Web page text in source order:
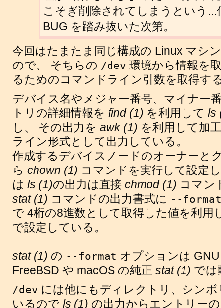
こそぎ削除されてしまうという...
BUG を踏み抜いた次第。
今回はたまたま同じ構成の Linux マシ
ので、 そちらの /dev 環境から情報を
るためのコマンドライン引数を取得す
デバイス名やメジャー番号、マイナー
トリの詳細情報を find (1) を利用して ls
し、 その出力を awk (1) を利用して加
ライン形式として出力している。
作成するデバイスノードのオーナーと
ら chown (1) コマンドを実行して設定
は ls (1)の出力は直接 chmod (1) コマン
stat (1) コマンドの出力書式に --
で 4桁の8進数として取得した値を利用
で設定している。
stat (1) の --format オプションは
FreeBSD や macOS の純正 stat (1) では
/dev には他にもディレクトリ、シン
いるので ls (1) の出力からエントリー